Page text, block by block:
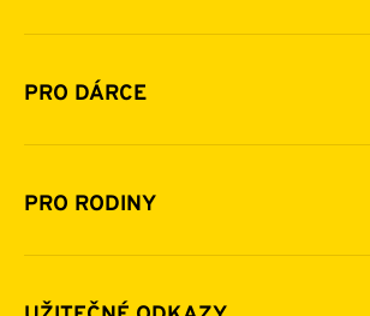
Základní informace o nadaci
Historie a zakladatelé
Financování
Pomoc v číslech
Napsali o nás
PRO DÁRCE
Jak pomáhat
Daňová uznatelnost darů
Další možnosti pomoci
Zpravodaje
PRO RODINY
Komu a jak pomáháme